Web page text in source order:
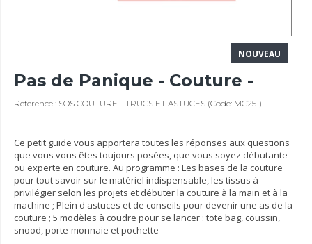
NOUVEAU
Pas de Panique - Couture -
Référence : SOS COUTURE - TRUCS ET ASTUCES (Code: MC251)
Ce petit guide vous apportera toutes les réponses aux questions
que vous vous êtes toujours posées, que vous soyez débutante
ou experte en couture. Au programme : Les bases de la couture
pour tout savoir sur le matériel indispensable, les tissus à
privilégier selon les projets et débuter la couture à la main et à la
machine ; Plein d'astuces et de conseils pour devenir une as de la
couture ; 5 modèles à coudre pour se lancer : tote bag, coussin,
snood, porte-monnaie et pochette